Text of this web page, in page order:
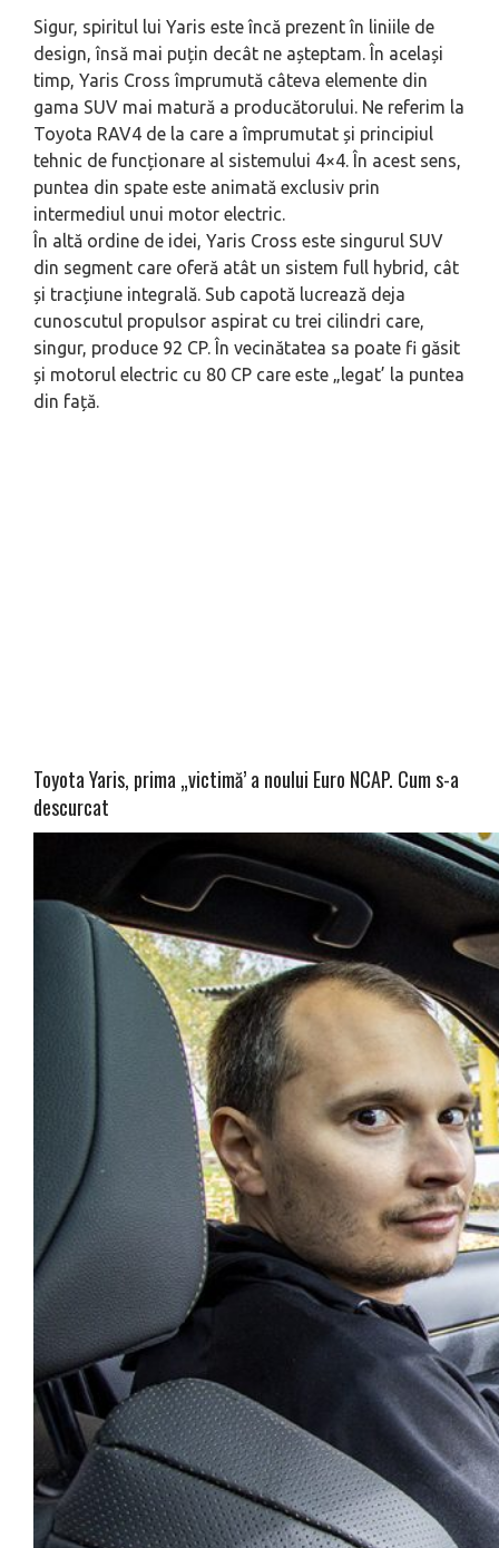
Sigur, spiritul lui Yaris este încă prezent în liniile de
design, însă mai puțin decât ne așteptam. În același
timp, Yaris Cross împrumută câteva elemente din
gama SUV mai matură a producătorului. Ne referim la
Toyota RAV4 de la care a împrumutat și principiul
tehnic de funcționare al sistemului 4×4. În acest sens,
puntea din spate este animată exclusiv prin
intermediul unui motor electric.
În altă ordine de idei, Yaris Cross este singurul SUV
din segment care oferă atât un sistem full hybrid, cât
și tracțiune integrală. Sub capotă lucrează deja
cunoscutul propulsor aspirat cu trei cilindri care,
singur, produce 92 CP. În vecinătatea sa poate fi găsit
și motorul electric cu 80 CP care este „legat’ la puntea
din față.
Toyota Yaris, prima „victimă’ a noului Euro NCAP. Cum s-a
descurcat